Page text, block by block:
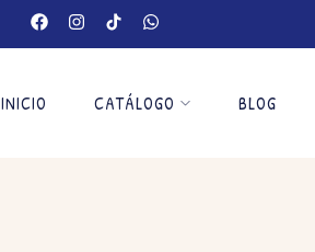
INICIO CATÁLOGO BLOG